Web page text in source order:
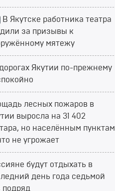
В Якутске работника театра
за призывы к
мятежу
Якутии по-прежнему
лесных пожаров в
выросла на 31 402
но населённым пунктам
не угрожает
будут отдыхать в
день года седьмой
подряд